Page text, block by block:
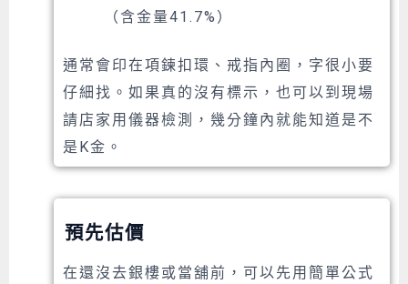
（含金量41.7%）
通常會印在項鍊扣環、戒指內圈，字很小要
仔細找。如果真的沒有標示，也可以到現場
請店家用儀器檢測，幾分鐘內就能知道是不
是K金。
預先估價
在還沒去銀樓或當舖前，可以先用簡單公式